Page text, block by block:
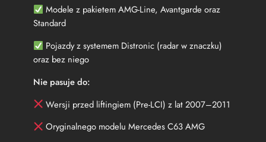
2
0
A
G
G
S
y
Modele z pakietem AMG-Line, Avantgarde oraz
Standard
Pojazdy z systemem Distronic (radar w znaczku)
oraz bez niego
Nie pasuje do:
Wersji przed liftingiem (Pre-LCI) z lat 2007–2011
Oryginalnego modelu Mercedes C63 AMG